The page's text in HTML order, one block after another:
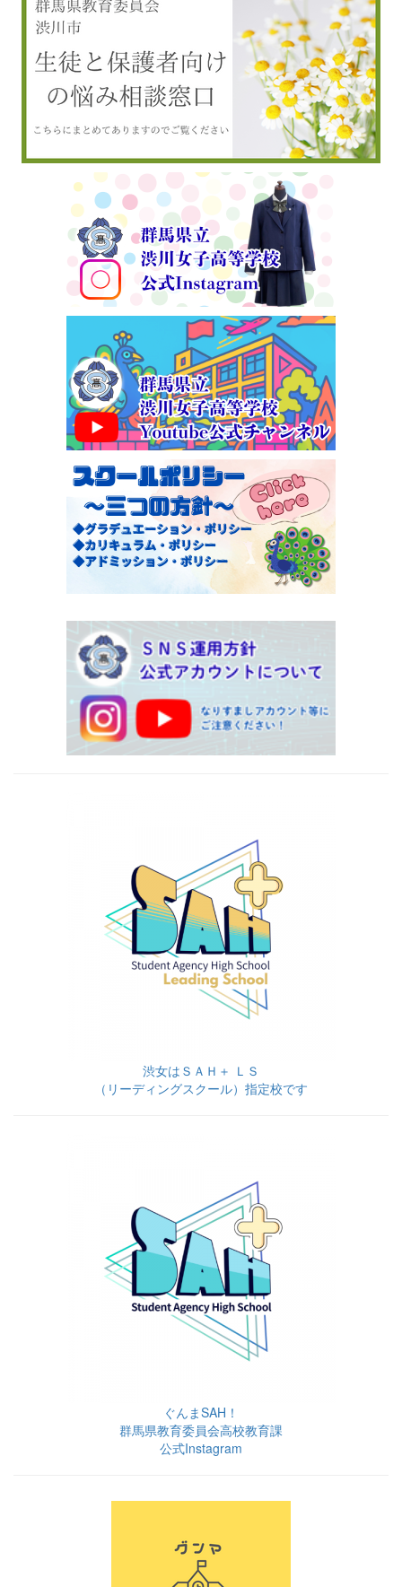
渋女はＳＡＨ＋ ＬＳ
（リーディングスクール）指定校です
ぐんまSAH！
群馬県教育委員会高校教育課
公式Instagram